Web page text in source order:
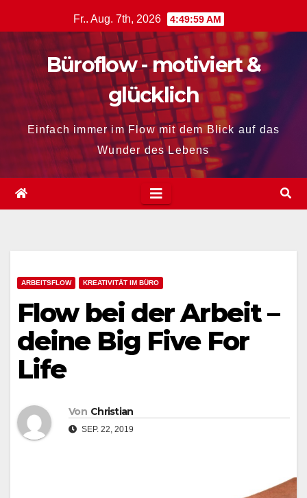
Inhalt
springen
Fr.. Aug. 7th, 2026 4:50:00 AM
Büroflow - motiviert &
glücklich
Einfach immer im Flow mit dem Blick auf das
Wunder des Lebens
ARBEITSFLOW KREATIVITÄT IM BÜRO
Flow bei der Arbeit –
deine Big Five For
Life
Von Christian
SEP. 22, 2019